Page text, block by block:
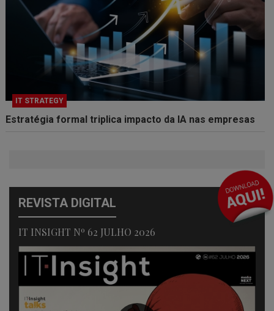
IT STRATEGY
Estratégia formal triplica impacto da IA nas empresas
REVISTA DIGITAL
IT INSIGHT Nº 62 JULHO 2026